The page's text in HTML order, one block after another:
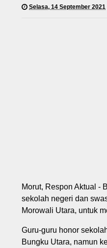
Selasa, 14 September 2021
Morut, Respon Aktual -
sekolah negeri dan
Morowali Utara, untuk
Guru-guru honor
Bungku Utara, namun